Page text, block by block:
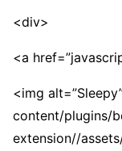
<div>
<a
<img
content/plugins/
extension//